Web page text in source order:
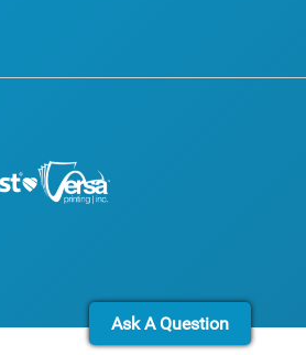
Ask A Question